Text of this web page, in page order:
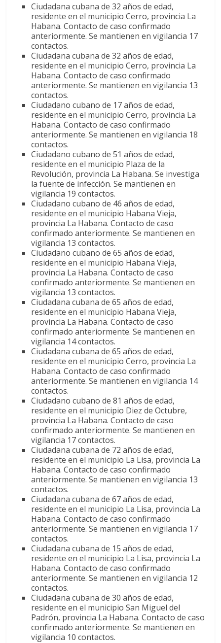
Ciudadana cubana de 32 años de edad,
residente en el municipio Cerro, provincia La
Habana. Contacto de caso confirmado
anteriormente. Se mantienen en vigilancia 17
contactos.
Ciudadana cubana de 32 años de edad,
residente en el municipio Cerro, provincia La
Habana. Contacto de caso confirmado
anteriormente. Se mantienen en vigilancia 13
contactos.
Ciudadano cubano de 17 años de edad,
residente en el municipio Cerro, provincia La
Habana. Contacto de caso confirmado
anteriormente. Se mantienen en vigilancia 18
contactos.
Ciudadano cubano de 51 años de edad,
residente en el municipio Plaza de la
Revolución, provincia La Habana. Se investiga
la fuente de infección. Se mantienen en
vigilancia 19 contactos.
Ciudadano cubano de 46 años de edad,
residente en el municipio Habana Vieja,
provincia La Habana. Contacto de caso
confirmado anteriormente. Se mantienen en
vigilancia 13 contactos.
Ciudadano cubano de 65 años de edad,
residente en el municipio Habana Vieja,
provincia La Habana. Contacto de caso
confirmado anteriormente. Se mantienen en
vigilancia 13 contactos.
Ciudadana cubana de 65 años de edad,
residente en el municipio Habana Vieja,
provincia La Habana. Contacto de caso
confirmado anteriormente. Se mantienen en
vigilancia 14 contactos.
Ciudadana cubana de 65 años de edad,
residente en el municipio Cerro, provincia La
Habana. Contacto de caso confirmado
anteriormente. Se mantienen en vigilancia 14
contactos.
Ciudadano cubano de 81 años de edad,
residente en el municipio Diez de Octubre,
provincia La Habana. Contacto de caso
confirmado anteriormente. Se mantienen en
vigilancia 17 contactos.
Ciudadana cubana de 72 años de edad,
residente en el municipio La Lisa, provincia La
Habana. Contacto de caso confirmado
anteriormente. Se mantienen en vigilancia 13
contactos.
Ciudadana cubana de 67 años de edad,
residente en el municipio La Lisa, provincia La
Habana. Contacto de caso confirmado
anteriormente. Se mantienen en vigilancia 17
contactos.
Ciudadana cubana de 15 años de edad,
residente en el municipio La Lisa, provincia La
Habana. Contacto de caso confirmado
anteriormente. Se mantienen en vigilancia 12
contactos.
Ciudadana cubana de 30 años de edad,
residente en el municipio San Miguel del
Padrón, provincia La Habana. Contacto de caso
confirmado anteriormente. Se mantienen en
vigilancia 10 contactos.